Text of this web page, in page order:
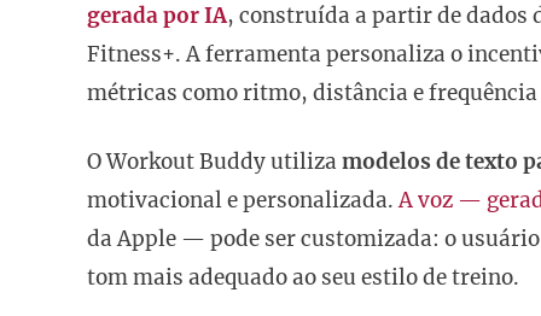
gerada por IA, construída a partir de dados
Fitness+. A ferramenta personaliza o
métricas como ritmo, distância e
O Workout Buddy utiliza modelos de texto
motivacional e personalizada.A voz —
da Apple — pode ser customizada: o
tom mais adequado ao seu estilo de treino.